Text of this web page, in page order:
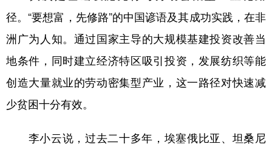
径。“要想富，先修路”的中国谚语及其成功实践，在非
洲广为人知。通过国家主导的大规模基建投资改善当
地条件，同时建立经济特区吸引投资，发展纺织等能
创造大量就业的劳动密集型产业，这一路径对快速减
少贫困十分有效。
李小云说，过去二十多年，埃塞俄比亚、坦桑尼